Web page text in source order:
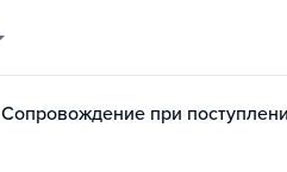
Сопровождение при